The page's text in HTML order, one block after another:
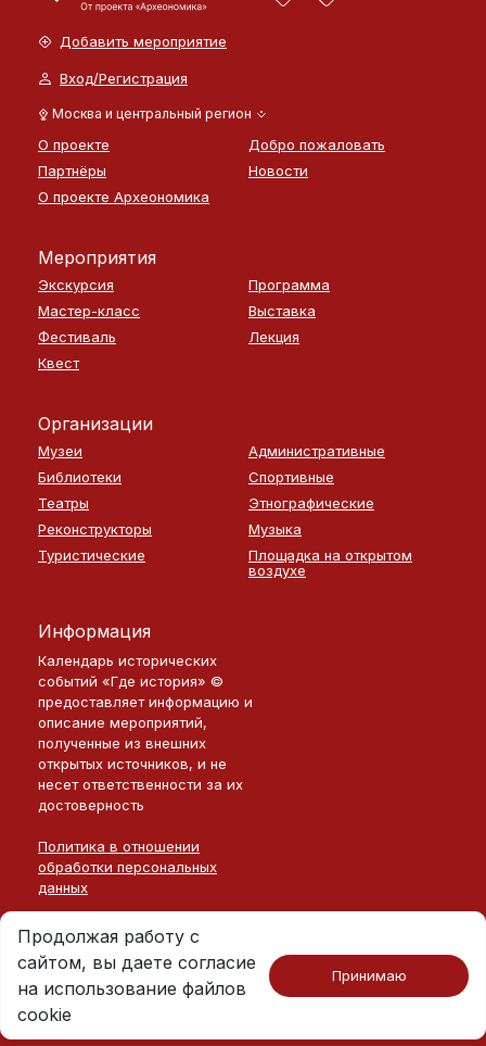
Добавить мероприятие
Вход/Регистрация
Москва и центральный регион
О проекте
Добро пожаловать
Партнёры
Новости
О проекте Археономика
Мероприятия
Экскурсия
Программа
Мастер-класс
Выставка
Фестиваль
Лекция
Квест
Организации
Музеи
Административные
Библиотеки
Спортивные
Театры
Этнографические
Реконструкторы
Музыка
Туристические
Площадка на открытом
воздухе
Информация
Календарь исторических
событий «Где история» ©
предоставляет информацию и
описание мероприятий,
полученные из внешних
открытых источников, и не
несет ответственности за их
достоверность
Политика в отношении
обработки персональных
данных
Продолжая работу с
сайтом, вы даете согласие
на использование файлов
cookie
Принимаю
Москва · 2026